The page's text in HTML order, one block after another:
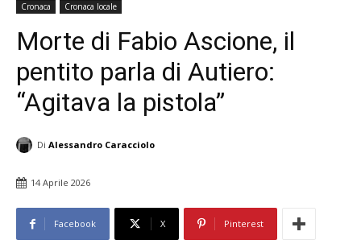
Cronaca Cronaca locale
Morte di Fabio Ascione, il
pentito parla di Autiero:
“Agitava la pistola”
Di Alessandro Caracciolo
14 Aprile 2026
Facebook X Pinterest